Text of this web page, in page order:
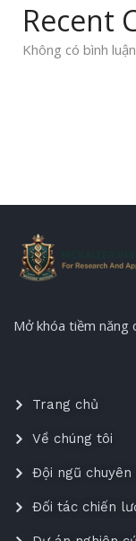
Recent
Không có bình
Mở khóa tiềm năng
Trang chủ
Về chúng tôi
Đội ngũ chuyên
Đối tác chiến